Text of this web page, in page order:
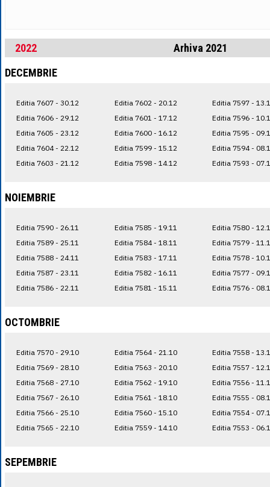
2022
Arhiva 2021
DECEMBRIE
Editia 7607 - 30.12
Editia 7606 - 29.12
Editia 7605 - 23.12
Editia 7604 - 22.12
Editia 7603 - 21.12
Editia 7602 - 20.12
Editia 7601 - 17.12
Editia 7600 - 16.12
Editia 7599 - 15.12
Editia 7598 - 14.12
Editia 7597 -
Editia 7596 -
Editia 7595 -
Editia 7594 -
Editia 7593 -
NOIEMBRIE
Editia 7590 - 26.11
Editia 7589 - 25.11
Editia 7588 - 24.11
Editia 7587 - 23.11
Editia 7586 - 22.11
Editia 7585 - 19.11
Editia 7584 - 18.11
Editia 7583 - 17.11
Editia 7582 - 16.11
Editia 7581 - 15.11
Editia 7580 -
Editia 7579 -
Editia 7578 -
Editia 7577 -
Editia 7576 -
OCTOMBRIE
Editia 7570 - 29.10
Editia 7569 - 28.10
Editia 7568 - 27.10
Editia 7567 - 26.10
Editia 7566 - 25.10
Editia 7565 - 22.10
Editia 7564 - 21.10
Editia 7563 - 20.10
Editia 7562 - 19.10
Editia 7561 - 18.10
Editia 7560 - 15.10
Editia 7559 - 14.10
Editia 7558 -
Editia 7557 -
Editia 7556 -
Editia 7555 -
Editia 7554 -
Editia 7553 -
SEPEMBRIE